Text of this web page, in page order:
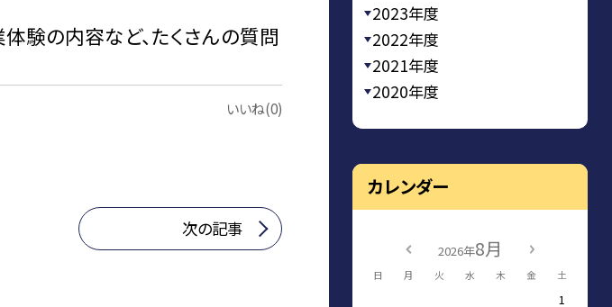
験の内容など、たくさんの質問
いいね(0)
次の記事
2023年度
2022年度
2021年度
2020年度
カレンダー
2026年8月
日 月 火 水 木 金 土
1